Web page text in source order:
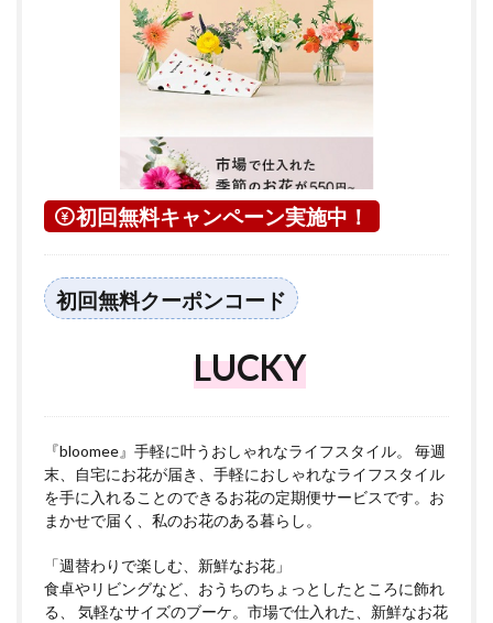
初回無料キャンペーン実施中！
初回無料クーポンコード
LUCKY
『bloomee』手軽に叶うおしゃれなライフスタイル。 毎週
末、自宅にお花が届き、手軽におしゃれなライフスタイル
を手に入れることのできるお花の定期便サービスです。お
まかせで届く、私のお花のある暮らし。
「週替わりで楽しむ、新鮮なお花」
食卓やリビングなど、おうちのちょっとしたところに飾れ
る、 気軽なサイズのブーケ。市場で仕入れた、新鮮なお花